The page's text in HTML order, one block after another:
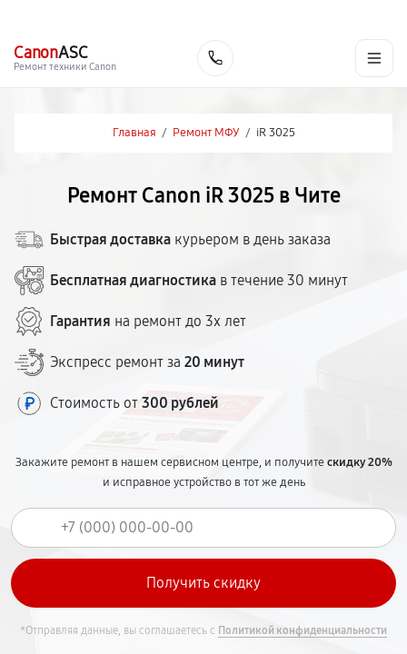
CanonASC
Ремонт техники Canon
Главная / Ремонт МФУ / iR 3025
Ремонт Canon iR 3025 в Чите
Быстрая доставка курьером в день заказа
Бесплатная диагностика в течение 30 минут
Гарантия на ремонт до 3х лет
Экспресс ремонт за 20 минут
Стоимость от 300 рублей
Закажите ремонт в нашем сервисном центре, и получитескидку 20%
и исправное устройство в тот же день
*Отправляя данные, вы соглашаетесь с Политикой конфиденциальности